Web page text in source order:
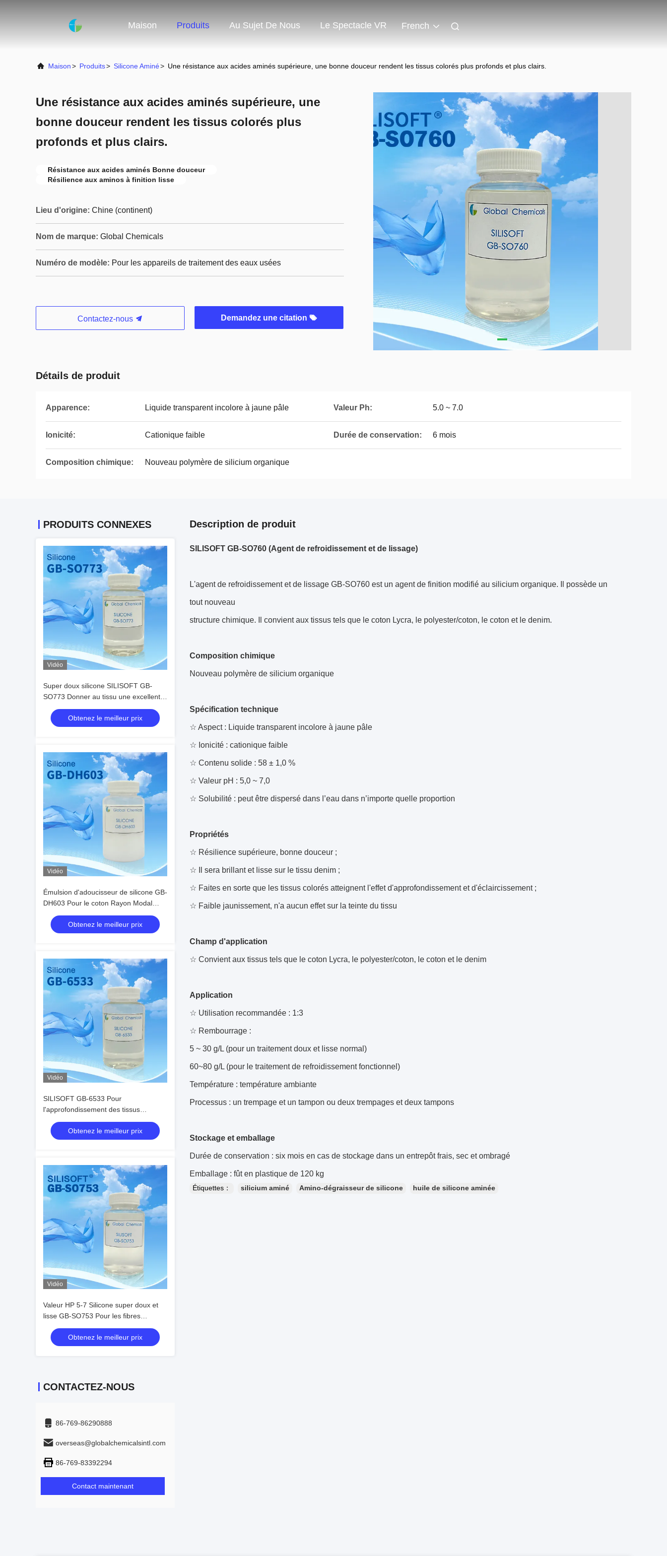
Maison Produits Au Sujet De Nous Le Spectacle VR French
Maison> Produits> Silicone Aminé> Une résistance aux acides aminés supérieure, une bonne douceur rendent les tissus colorés plus profonds et plus clairs.
Une résistance aux acides aminés supérieure, une
bonne douceur rendent les tissus colorés plus
profonds et plus clairs.
Résistance aux acides aminés Bonne douceur
Résilience aux aminos à finition lisse
Lieu d'origine: Chine (continent)
Nom de marque: Global Chemicals
Numéro de modèle: Pour les appareils de traitement des eaux usées
Contactez-nous Demandez une citation
Détails de produit
Apparence: Liquide transparent incolore à jaune pâle Valeur Ph: 5.0 ~ 7.0
Ionicité: Cationique faible Durée de conservation: 6 mois
Composition chimique: Nouveau polymère de silicium organique
PRODUITS CONNEXES
Vidéo
Super doux silicone SILISOFT GB-
SO773 Donner au tissu une excellente
douceur bon glissant unique intérieur
doux poignée sèche
Obtenez le meilleur prix
Vidéo
Émulsion d'adoucisseur de silicone GB-
DH603 Pour le coton Rayon Modal
Tissu mélangé Tricoté principalement
pour obtenir une excellente poignée
douce glissante
Obtenez le meilleur prix
Vidéo
SILISOFT GB-6533 Pour
l'approfondissement des tissus
sombres moyens tels que le polyester
coton vulcanisé Nylon en tissu noir
Obtenez le meilleur prix
Vidéo
Valeur HP 5-7 Silicone super doux et
lisse GB-SO753 Pour les fibres
naturelles
Obtenez le meilleur prix
CONTACTEZ-NOUS
86-769-86290888
overseas@globalchemicalsintl.com
86-769-83392294
Contact maintenant
Description de produit
SILISOFT GB-SO760 (Agent de refroidissement et de lissage)
L'agent de refroidissement et de lissage GB-SO760 est un agent de finition modifié au silicium organique. Il possède un
tout nouveau
structure chimique. Il convient aux tissus tels que le coton Lycra, le polyester/coton, le coton et le denim.
Composition chimique
Nouveau polymère de silicium organique
Spécification technique
☆ Aspect : Liquide transparent incolore à jaune pâle
☆ Ionicité : cationique faible
☆ Contenu solide : 58 ± 1,0 %
☆ Valeur pH : 5,0 ~ 7,0
☆ Solubilité : peut être dispersé dans l’eau dans n’importe quelle proportion
Propriétés
☆ Résilience supérieure, bonne douceur ;
☆ Il sera brillant et lisse sur le tissu denim ;
☆ Faites en sorte que les tissus colorés atteignent l'effet d'approfondissement et d'éclaircissement ;
☆ Faible jaunissement, n'a aucun effet sur la teinte du tissu
Champ d'application
☆ Convient aux tissus tels que le coton Lycra, le polyester/coton, le coton et le denim
Application
☆ Utilisation recommandée : 1:3
☆ Rembourrage :
5 ~ 30 g/L (pour un traitement doux et lisse normal)
60~80 g/L (pour le traitement de refroidissement fonctionnel)
Température : température ambiante
Processus : un trempage et un tampon ou deux trempages et deux tampons
Stockage et emballage
Durée de conservation : six mois en cas de stockage dans un entrepôt frais, sec et ombragé
Emballage : fût en plastique de 120 kg
Étiquettes： silicium aminé Amino-dégraisseur de silicone huile de silicone aminée